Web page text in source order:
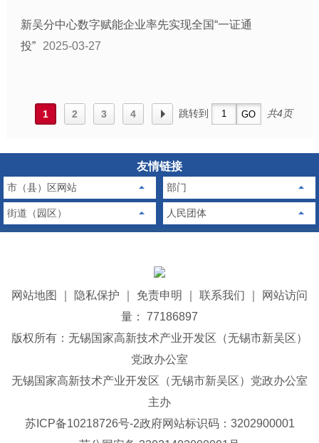
新吴分中心数字赋能企业率先实现全国“一证通
投”
2025-03-27
1 2 3 4 跳转到 共4页
友情链接
市（县）区网站 部门
街道（园区） 人民团体
网站地图 隐私保护 免责申明 联系我们
网站访问
量： 77186897
版权所有：无锡国家高新技术产业开发区（无锡市新吴区）
党政办公室
无锡国家高新技术产业开发区（无锡市新吴区）党政办公室
主办
苏ICP备10218726号-2政府网站标识码：3202900001